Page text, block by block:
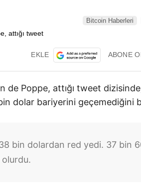
Bitcoin Haberleri
EKLE ABONE
de Poppe, attığı tweet
dolar bariyerini geçemediğini
bin dolardan red yedi. 37 bin